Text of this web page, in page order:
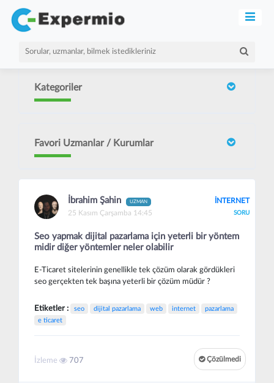
Kategoriler
Favori Uzmanlar / Kurumlar
İbrahim Şahin UZMAN
25 Kasım Çarşamba 14:45
İNTERNET
SORU
Seo yapmak dijital pazarlama için yeterli bir yöntem
midir diğer yöntemler neler olabilir
E-Ticaret sitelerinin genellikle tek çözüm olarak gördükleri
seo gerçekten tek başına yeterli bir çözüm müdür ?
Etiketler : seo dijital pazarlama web internet
pazarlama
e ticaret
Çözülmedi
İzleme 707